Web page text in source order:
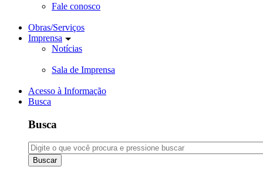
Fale conosco
Obras/Serviços
Imprensa
Notícias
Sala de Imprensa
Acesso à Informação
Busca
Busca
Buscar